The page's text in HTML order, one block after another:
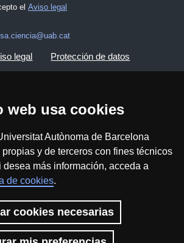
web usa cookies
Autònoma de Barcelona
y de terceros con fines técnicos
desea más información, acceda a
de cookies.
cookies necesarias
el Aviso legal
legal Protección de datos
Mapa del web UAB
UAB - Commons Reconocimiento -
(CC BY NC) - ISSN: 2014-6388